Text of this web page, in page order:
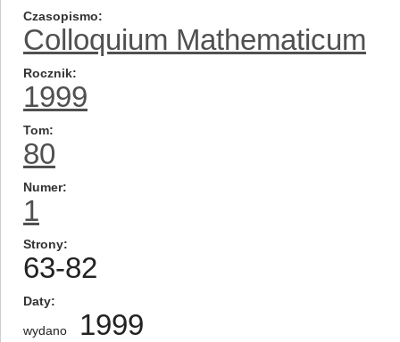
Czasopismo
Colloquium Mathematicum
Rocznik
1999
Tom
80
Numer
1
Strony
63-82
Daty
wydano 1999